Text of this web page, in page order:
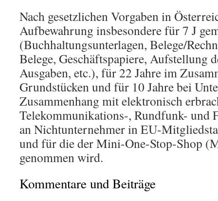
Nach gesetzlichen Vorgaben in
Aufbewahrung insbesondere für 7 J
(Buchhaltungsunterlagen, Belege/
Belege, Geschäftspapiere, Aufstellung
Ausgaben, etc.), für 22 Jahre im
Grundstücken und für 10 Jahre bei
Zusammenhang mit elektronisch
Telekommunikations-, Rundfunk- und
an Nichtunternehmer in EU-
und für die der Mini-One-Stop-Shop
genommen wird.
Kommentare und Beiträge